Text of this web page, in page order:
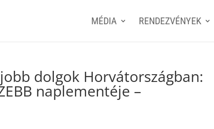
MÉDIA RENDEZVÉNYEK
dolgok Horvátországban:
naplementéje –